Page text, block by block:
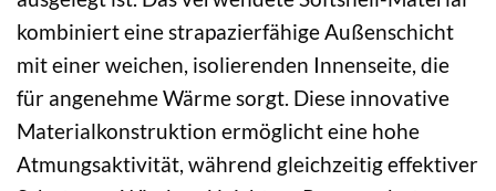
kombiniert eine strapazierfähige Außenschicht
mit einer weichen, isolierenden Innenseite, die
für angenehme Wärme sorgt. Diese innovative
Materialkonstruktion ermöglicht eine hohe
Atmungsaktivität, während gleichzeitig effektiver